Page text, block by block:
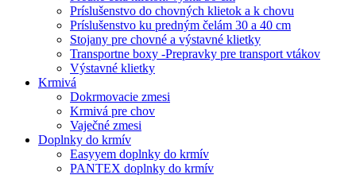
Príslušenstvo do chovných klietok a k chovu
Príslušenstvo ku predným čelám 30 a 40 cm
Stojany pre chovné a výstavné klietky
Transportne boxy -Prepravky pre transport vtákov
Výstavné klietky
Krmivá
Dokrmovacie zmesi
Krmivá pre chov
Vaječné zmesi
Doplnky do krmív
Easyyem doplnky do krmív
PANTEX doplnky do krmív